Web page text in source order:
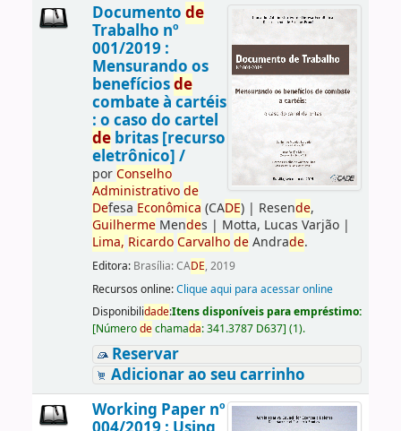
Documento de
Trabalho nº
001/2019 :
Mensurando os
benefíciosde
combate à cartéis
: o caso do cartel
debritas [recurso
eletrônico] /
porConselho
Administrativo de
Defesa Econômica (CADE)| Resende,
GuilhermeMendes | Motta, Lucas Varjão|
Lima, Ricardo Carvalho deAndrade.
Editora: Brasília: CADE, 2019
Recursos online:Clique aqui para acessar online
Disponibilidade:Itens disponíveis para empréstimo:
[Númerodechamada:341.3787 D637] (1).
Reservar
Adicionar ao seu carrinho
Working Paper nº